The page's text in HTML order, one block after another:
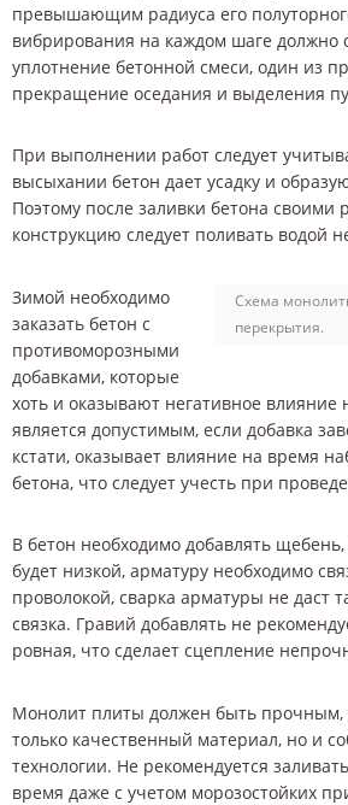
превышающим радиуса его
вибрирования на каждом шаге должно
уплотнение бетонной смеси, один из
прекращение оседания и выделения
При выполнении работ следует
высыхании бетон дает усадку и
Поэтому после заливки бетона своими
конструкцию следует поливать водой
Схема
перекрытия.
Зимой необходимо
заказать бетон с
противоморозными
добавками, которые
хоть и оказывают негативное влияние
является допустимым, если добавка
кстати, оказывает влияние на время
бетона, что следует учесть при
В бетон необходимо добавлять
будет низкой, арматуру необходимо
проволокой, сварка арматуры не даст
связка. Гравий добавлять не
ровная, что сделает сцепление
Монолит плиты должен быть прочным,
только качественный материал, но и
технологии. Не рекомендуется
время даже с учетом морозостойких